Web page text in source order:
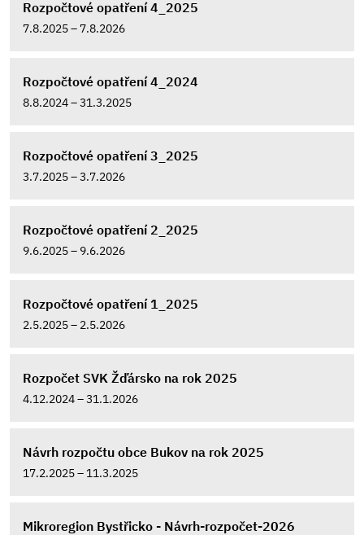
Rozpočtové opatření 4_2025
7.8.2025 – 7.8.2026
Rozpočtové opatření 4_2024
8.8.2024 – 31.3.2025
Rozpočtové opatření 3_2025
3.7.2025 – 3.7.2026
Rozpočtové opatření 2_2025
9.6.2025 – 9.6.2026
Rozpočtové opatření 1_2025
2.5.2025 – 2.5.2026
Rozpočet SVK Žďársko na rok 2025
4.12.2024 – 31.1.2026
Návrh rozpočtu obce Bukov na rok 2025
17.2.2025 – 11.3.2025
Mikroregion Bystřicko - Návrh-rozpočet-2026